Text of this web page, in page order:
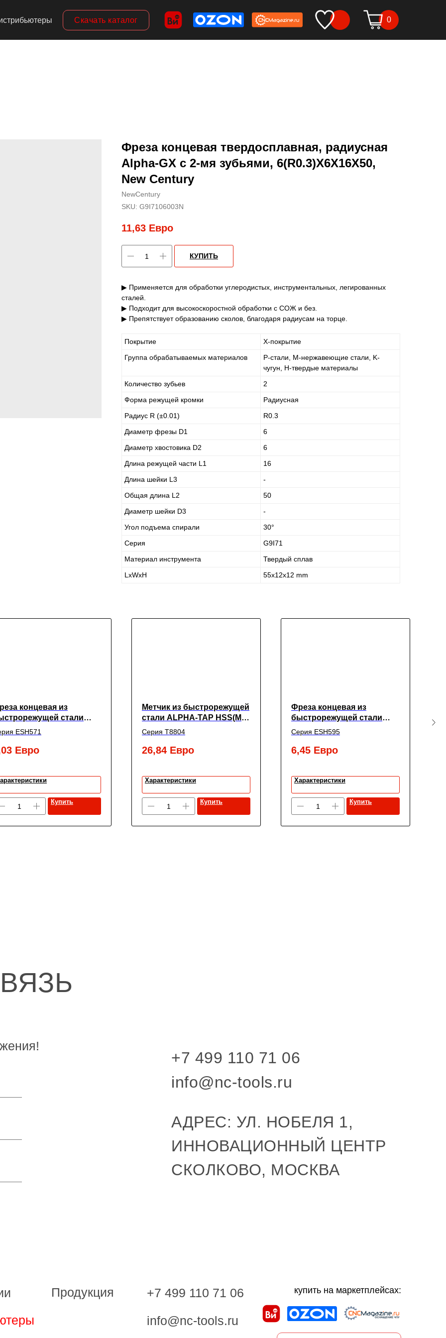
0
Скачать каталог
Фреза концевая твердосплавная, радиусная
Alpha-GX c 2-мя зубьями, 6(R0.3)X6X16X50,
New Century
NewCentury
SKU: G9I7106003N
11,63 Евро
КУПИТЬ
▶ Применяется для обработки углеродистых, инструментальных, легированных
сталей.
▶ Подходит для высокоскоростной обработки с СОЖ и без.
▶ Препятствует образованию сколов, благодаря радиусам на торце.
Покрытие
X-покрытие
Группа обрабатываемых материалов
P-стали, M-нержавеющие стали, K-
чугун, H-твердые материалы
Количество зубьев
2
Форма режущей кромки
Радиусная
Радиус R (±0.01)
R0.3
Диаметр фрезы D1
6
Диаметр хвостовика D2
6
Длина режущей части L1
16
Длина шейки L3
-
Общая длина L2
50
Диаметр шейки D3
-
Угол подъема спирали
30°
Серия
G9I71
Материал инструмента
Твердый сплав
LxWxH
55x12x12 mm
концевая из
стали
HARDENED с 2-мя
с углом спирали
удлинённая, 2X6X7X51,
ESH571
Евро
Купить
Метчик из быстрорежущей
стали ALPHA-TAP HSS(M2)
DIN376, M18X2.5 6H 125.0L
Серия T8804
26,84 Евро
Характеристики
Купить
Фреза концевая из
быстрорежущей стали
SUPER HARDENED с 4-мя
зубьями с углом спирали
30° укороченная,
Серия ESH595
6,45 Евро
Характеристики
Купить
+7 499 110 71 06
info@nc-tools.ru
АДРЕС: УЛ. НОБЕЛЯ 1,
ИННОВАЦИОННЫЙ ЦЕНТР
СКОЛКОВО, МОСКВА
+7 499 110 71 06
info@nc-tools.ru
Продукция
купить на маркетплейсах: